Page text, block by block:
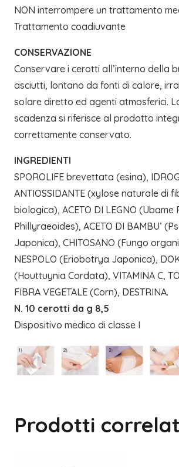
NON interrompere un trattamento
Trattamento coadiuvante
CONSERVAZIONE
Conservare i cerotti all’interno della
asciutti, lontano da fonti di calore,
solare diretto ed agenti atmosferici.
scadenza si riferisce al prodotto
correttamente conservato.
INGREDIENTI
SPOROLIFE brevettata (esina),
ANTIOSSIDANTE (xylose naturale di
biologica), ACETO DI LEGNO (Ubame
Phillyraeoides), ACETO DI BAMBU’
Japonica), CHITOSANO (Fungo
NESPOLO (Eriobotrya Japonica),
(Houttuynia Cordata), VITAMINA C,
FIBRA VEGETALE (Corn), DESTRINA.
N. 10 cerotti da g 8,5
Dispositivo medico di classe I
Prodotti